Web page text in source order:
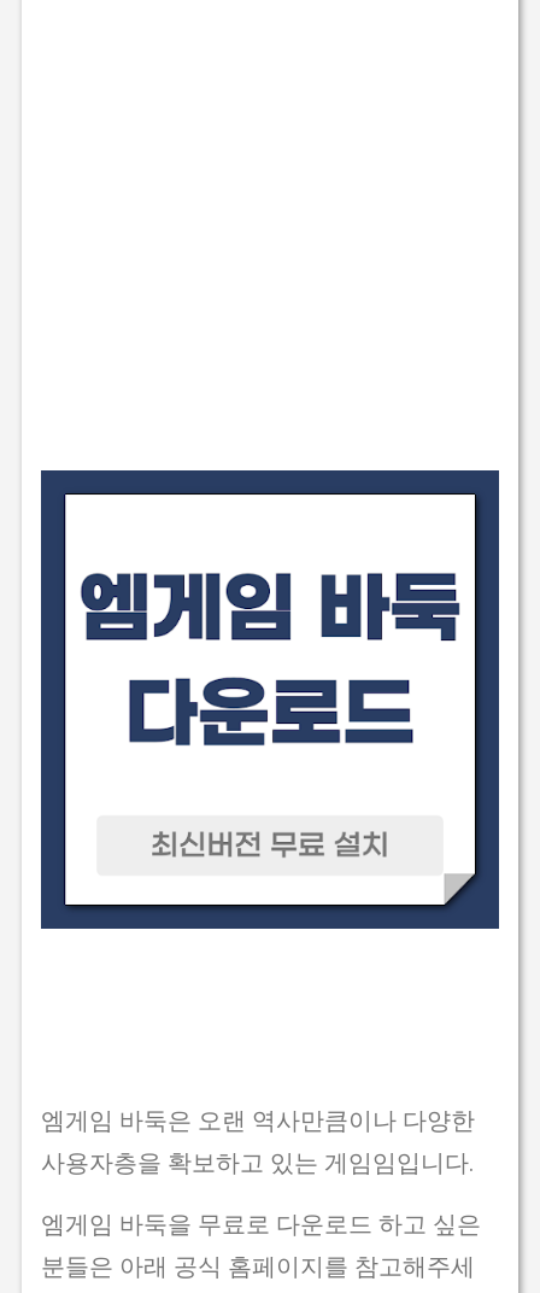
엠게임 바둑은 오랜 역사만큼이나 다양한
사용자층을 확보하고 있는 게임임입니다.
엠게임 바둑을 무료로 다운로드 하고 싶은
분들은 아래 공식 홈페이지를 참고해주세